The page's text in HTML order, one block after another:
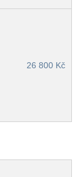
26 800 Kč